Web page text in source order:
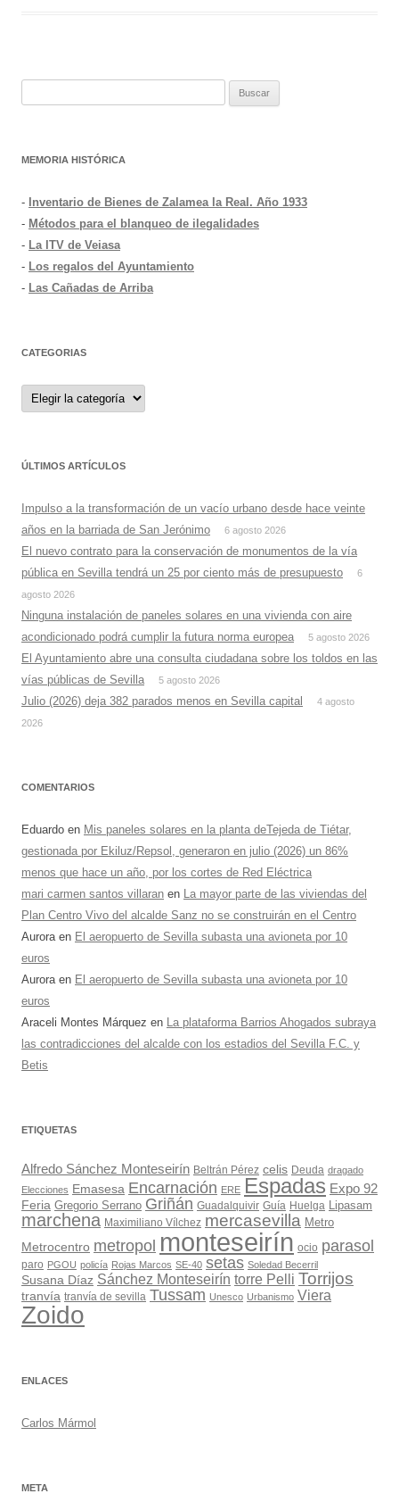
MEMORIA HISTÓRICA
- Inventario de Bienes de Zalamea la Real. Año 1933
- Métodos para el blanqueo de ilegalidades
- La ITV de Veiasa
- Los regalos del Ayuntamiento
- Las Cañadas de Arriba
CATEGORIAS
Categorias
ÚLTIMOS ARTÍCULOS
Impulso a la transformación de un vacío urbano desde hace veinte
años en la barriada de San Jerónimo
6 agosto 2026
El nuevo contrato para la conservación de monumentos de la vía
pública en Sevilla tendrá un 25 por ciento más de presupuesto
6
agosto 2026
Ninguna instalación de paneles solares en una vivienda con aire
acondicionado podrá cumplir la futura norma europea
5 agosto 2026
El Ayuntamiento abre una consulta ciudadana sobre los toldos en las
vías públicas de Sevilla
5 agosto 2026
Julio (2026) deja 382 parados menos en Sevilla capital
4 agosto
2026
COMENTARIOS
Eduardo en Mis paneles solares en la planta deTejeda de Tiétar,
gestionada por Ekiluz/Repsol, generaron en julio (2026) un 86%
menos que hace un año, por los cortes de Red Eléctrica
mari carmen santos villaran en La mayor parte de las viviendas del
Plan Centro Vivo del alcalde Sanz no se construirán en el Centro
Auroraen El aeropuerto de Sevilla subasta una avioneta por 10
euros
Auroraen El aeropuerto de Sevilla subasta una avioneta por 10
euros
Araceli Montes Márquez en La plataforma Barrios Ahogados subraya
las contradicciones del alcalde con los estadios del Sevilla F.C. y
Betis
ETIQUETAS
Alfredo Sánchez Monteseirín Beltrán Pérez celis Deuda dragado
Elecciones Emasesa Encarnación ERE Espadas Expo 92
Feria Gregorio Serrano Griñán Guadalquivir Guía Huelga Lipasam
marchena Maximiliano Vílchez mercasevilla Metro
Metrocentro metropol monteseirín ocio parasol
paro PGOU policía Rojas Marcos SE-40 setas Soledad Becerril
Susana Díaz Sánchez Monteseirín torre Pelli Torrijos
tranvía tranvía de sevilla Tussam Unesco Urbanismo Viera
Zoido
ENLACES
Carlos Mármol
META